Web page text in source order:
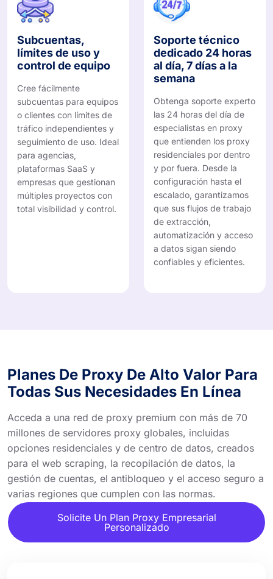
Subcuentas,
límites de uso y
control de equipo
Cree fácilmente
subcuentas para equipos
o clientes con límites de
tráfico independientes y
seguimiento de uso. Ideal
para agencias,
plataformas SaaS y
empresas que gestionan
múltiples proyectos con
total visibilidad y control.
Soporte técnico
dedicado 24 horas
al día, 7 días a la
semana
Obtenga soporte experto
las 24 horas del día de
especialistas en proxy
que entienden los proxy
residenciales por dentro
y por fuera. Desde la
configuración hasta el
escalado, garantizamos
que sus flujos de trabajo
de extracción,
automatización y acceso
a datos sigan siendo
confiables y eficientes.
Planes De Proxy De Alto Valor Para
Todas Sus Necesidades En Línea
Acceda a una red de proxy premium con más de 70
millones de servidores proxy globales, incluidas
opciones residenciales y de centro de datos, creados
para el web scraping, la recopilación de datos, la
gestión de cuentas, el antibloqueo y el acceso seguro a
varias regiones que cumplen con las normas.
Solicite Un Plan Proxy Empresarial
Personalizado